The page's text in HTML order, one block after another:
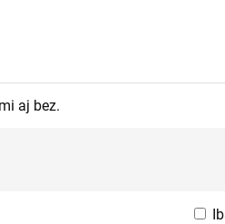
aj bez.